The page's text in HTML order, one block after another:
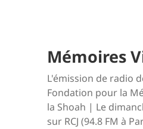
Mémoires
L'émission de radio
Fondation pour la
la Shoah | Le
sur RCJ (94.8 FM à